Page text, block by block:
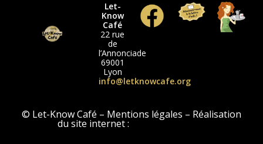
Let-
Know
Café
22 rue
de
l’Annonciade
69001
Lyon
info@letknowcafe.org
© Let-Know Café – Mentions légales – Réalisation
du site internet : Clémentine Seïté